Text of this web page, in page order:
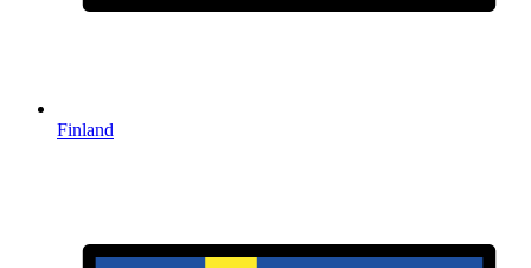
Finland